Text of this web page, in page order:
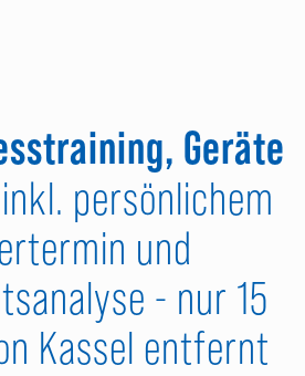
Geräte
inkl. persönlichem
und
- nur 15
Kassel entfernt